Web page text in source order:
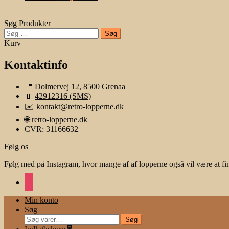
Søg Produkter
Søg
efter:
Kurv
Kontaktinfo
📍 Dolmervej 12, 8500 Grenaa
📱 42912316 (SMS)
✉️ kontakt@retro-lopperne.dk
🌐retro-lopperne.dk
CVR: 31166632
Følg os
Følg med på Instagram, hvor mange af af lopperne også vil være at
Min konto
Søg
Søg
efter:
Søg